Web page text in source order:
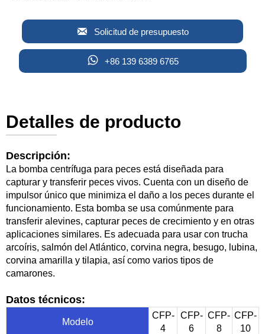
 Solicitud de presupuesto
 +86 139 6389 6765
Detalles de producto
Descripción:
La bomba centrífuga para peces está diseñada para
capturar y transferir peces vivos. Cuenta con un diseño de
impulsor único que minimiza el daño a los peces durante el
funcionamiento. Esta bomba se usa comúnmente para
transferir alevines, capturar peces de crecimiento y en otras
aplicaciones similares. Es adecuada para usar con trucha
arcoíris, salmón del Atlántico, corvina negra, besugo, lubina,
corvina amarilla y tilapia, así como varios tipos de
camarones.
Datos técnicos:
Modelo
CFP-
4
CFP-
6
CFP-
8
CFP-
10